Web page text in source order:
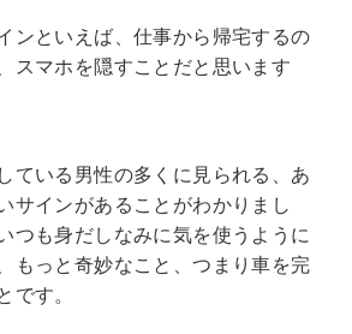
ンといえば、仕事から帰宅するの
スマホを隠すことだと思います
ている男性の多くに見られる、あ
サインがあることがわかりまし
つも身だしなみに気を使うように
もっと奇妙なこと、つまり車を完
です。